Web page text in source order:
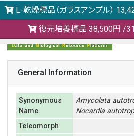
日本語での検索も可能です。
L-乾燥標品（ガラスアンプル）
復元培養標品 38,500円 /
General Information
Synonymous
Name
Amycolata
Nocardia
Teleomorph